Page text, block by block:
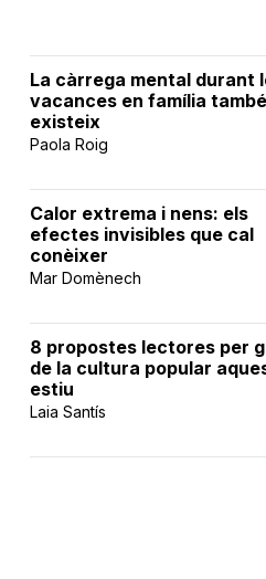
La càrrega mental durant
vacances en família també
existeix
Paola Roig
Calor extrema i nens: els
efectes invisibles que cal
conèixer
Mar Domènech
8 propostes lectores per
de la cultura popular
estiu
Laia Santís